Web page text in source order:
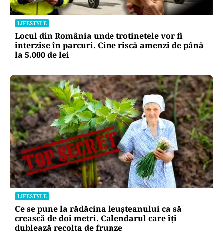
LIFESTYLE
Locul din România unde trotinetele vor fi
interzise în parcuri. Cine riscă amenzi de până
la 5.000 de lei
LIFESTYLE
Ce se pune la rădăcina leușteanului ca să
crească de doi metri. Calendarul care îți
dublează recolta de frunze